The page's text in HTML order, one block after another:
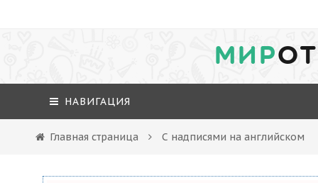
МИР
НАВИГАЦИЯ
Главная страница С надписями на английском